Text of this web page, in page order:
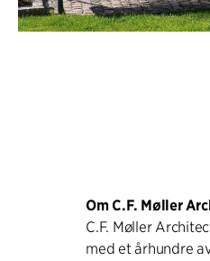
Om C.F. Møller
C.F. Møller
med et århundre